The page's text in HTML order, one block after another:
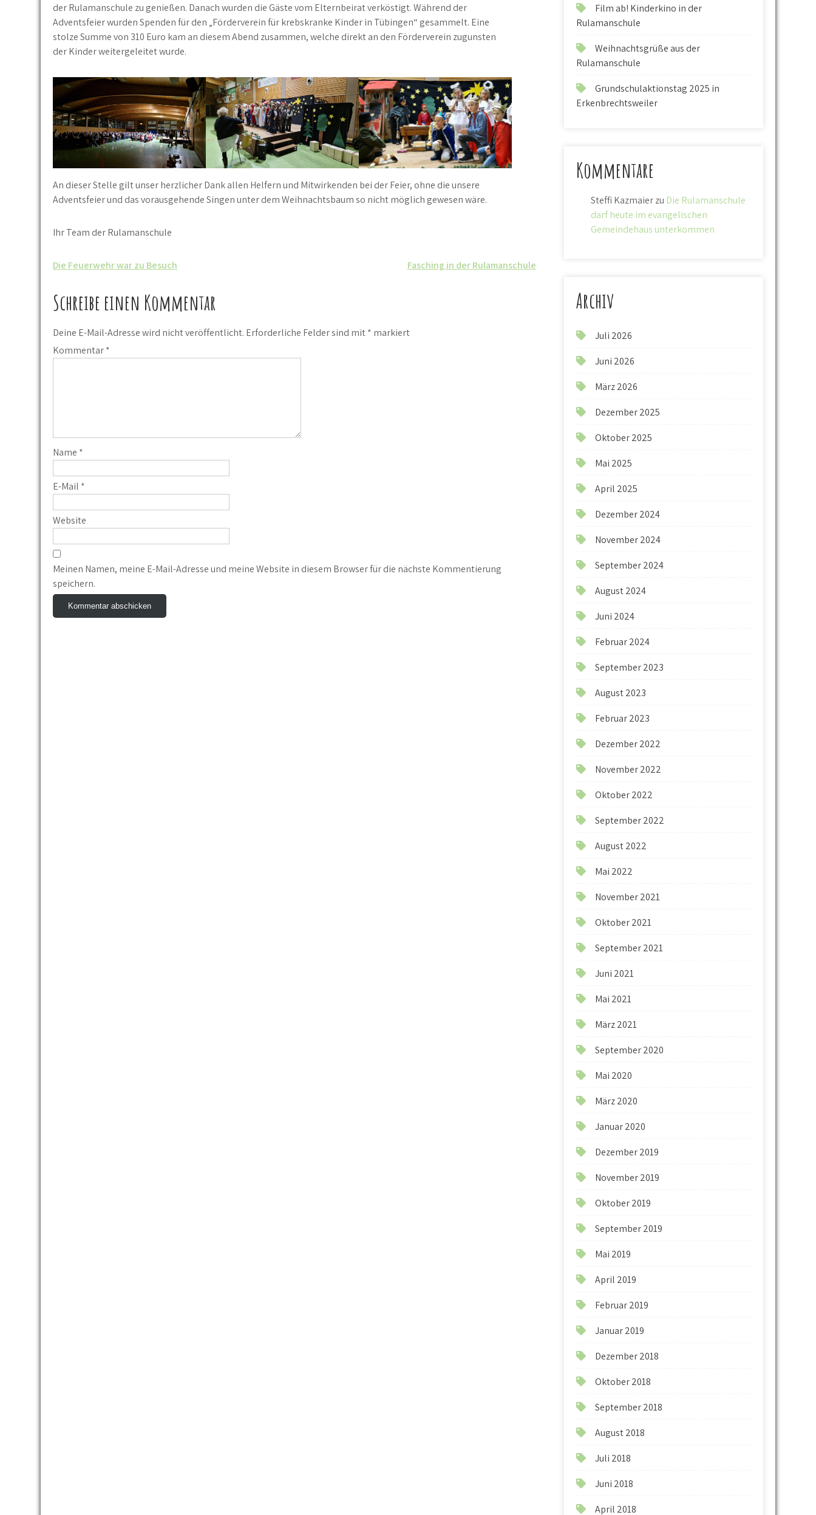
der Rulamanschule zu genießen. Danach wurden die Gäste vom Elternbeirat verköstigt. Während der
Adventsfeier wurden Spenden für den „Förderverein für krebskranke Kinder in Tübingen“ gesammelt. Eine
stolze Summe von 310 Euro kam an diesem Abend zusammen, welche direkt an den Förderverein zugunsten
der Kinder weitergeleitet wurde.
An dieser Stelle gilt unser herzlicher Dank allen Helfern und Mitwirkenden bei der Feier, ohne die unsere
Adventsfeier und das vorausgehende Singen unter dem Weihnachtsbaum so nicht möglich gewesen wäre.
Ihr Team der Rulamanschule
Beitrags-
Navigation
Die Feuerwehr war zu Besuch Fasching in der Rulamanschule
Schreibe einen Kommentar
Deine E-Mail-Adresse wird nicht veröffentlicht. Erforderliche Felder sind mit* markiert
Kommentar*
Name *
E-Mail *
Website
Meinen Namen, meine E-Mail-Adresse und meine Website in diesem Browser für die nächste Kommentierung
speichern.
Film ab! Kinderkino in der
Rulamanschule
Weihnachtsgrüße aus der
Rulamanschule
Grundschulaktionstag 2025 in
Erkenbrechtsweiler
Kommentare
Steffi Kazmaierzu Die Rulamanschule
darf heute im evangelischen
Gemeindehaus unterkommen
Archiv
Juli 2026
Juni 2026
März 2026
Dezember 2025
Oktober 2025
Mai 2025
April 2025
Dezember 2024
November 2024
September 2024
August 2024
Juni 2024
Februar 2024
September 2023
August 2023
Februar 2023
Dezember 2022
November 2022
Oktober 2022
September 2022
August 2022
Mai 2022
November 2021
Oktober 2021
September 2021
Juni 2021
Mai 2021
März 2021
September 2020
Mai 2020
März 2020
Januar 2020
Dezember 2019
November 2019
Oktober 2019
September 2019
Mai 2019
April 2019
Februar 2019
Januar 2019
Dezember 2018
Oktober 2018
September 2018
August 2018
Juli 2018
Juni 2018
April 2018